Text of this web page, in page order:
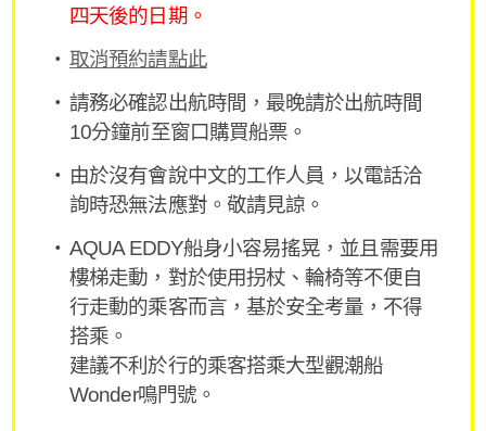
四天後的日期。
取消預約請點此
請務必確認出航時間，最晚請於出航時間
10分鐘前至窗口購買船票。
由於沒有會說中文的工作人員，以電話洽
詢時恐無法應對。敬請見諒。
AQUA EDDY船身小容易搖晃，並且需要用
樓梯走動，對於使用拐杖、輪椅等不便自
行走動的乘客而言，基於安全考量，不得
搭乘。
建議不利於行的乘客搭乘大型觀潮船
Wonder鳴門號。